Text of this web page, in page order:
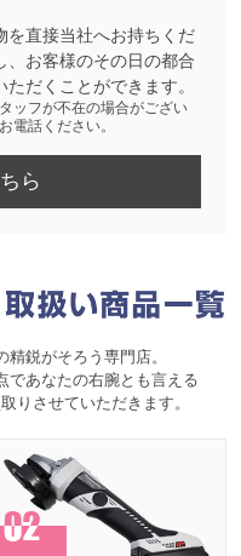
を直接当社へお持ちくだ
、お客様のその日の都合
だくことができます。
ッフが不在の場合がござい
電話ください。
ら
鋭がそろう専門店。
であなたの右腕とも言える
りさせていただきます。